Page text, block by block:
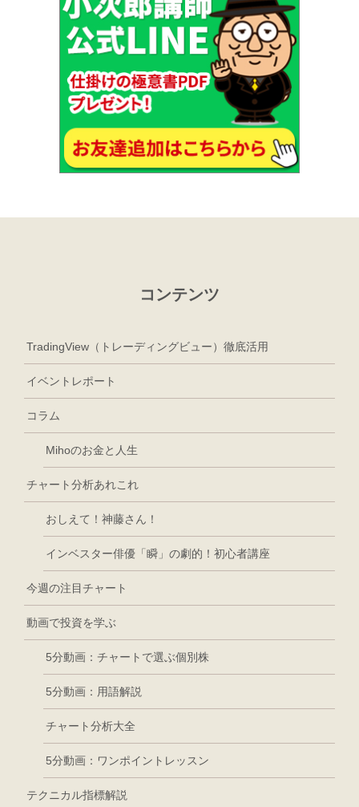
コンテンツ
TradingView（トレーディングビュー）徹底活用
イベントレポート
コラム
Mihoのお金と人生
チャート分析あれこれ
おしえて！神藤さん！
インベスター俳優「瞬」の劇的！初心者講座
今週の注目チャート
動画で投資を学ぶ
5分動画：チャートで選ぶ個別株
5分動画：用語解説
チャート分析大全
5分動画：ワンポイントレッスン
テクニカル指標解説